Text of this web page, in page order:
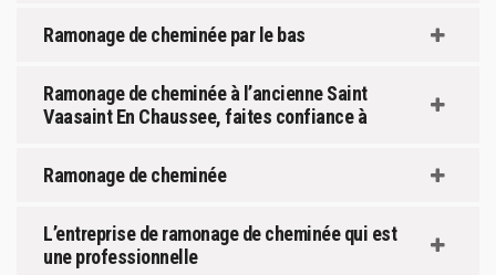
Ramonage de cheminée par le bas
Ramonage de cheminée à l’ancienne Saint
Vaasaint En Chaussee, faites confiance à
Ramonage de cheminée
L’entreprise de ramonage de cheminée qui est
une professionnelle